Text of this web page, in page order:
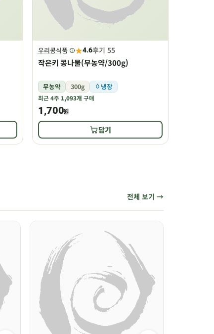
우리콩식품 ★4.6후기 55
작은키 콩나물(무농약/300g)
무농약 300g 냉장
최근 4주 1,093개 구매
1,700원
담기
전체 보기 →